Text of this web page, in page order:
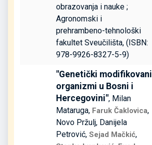
obrazovanja i nauke ;
Agronomski i
prehrambeno-tehnološki
fakultet Sveučilišta, (ISBN:
978-9926-8327-5-9)
"Genetički modifikovani
organizmi u Bosni i
Hercegovini", Milan
Mataruga, Faruk Čaklovica,
Novo Pržulj, Danijela
Petrović, Sejad Mačkić,